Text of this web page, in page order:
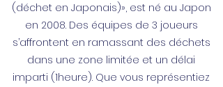
(déchet en Japonais)», est né au Japon
en 2008. Des équipes de 3 joueurs
s’affrontent en ramassant des déchets
dans une zone limitée et un délai
imparti (1heure). Que vous représentiez